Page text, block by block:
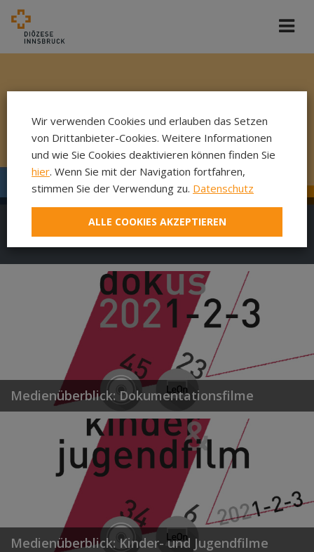
DokuFilm
Medienüberblick: Dokumentationsfilme
Medienüberblick: Kinder- und Jugendfilme
Wir verwenden Cookies und erlauben das Setzen
von Drittanbieter-Cookies. Weitere Informationen
und wie Sie Cookies deaktivieren können finden Sie
hier. Wenn Sie mit der Navigation fortfahren,
stimmen Sie der Verwendung zu. Datenschutz
ALLE COOKIES AKZEPTIEREN